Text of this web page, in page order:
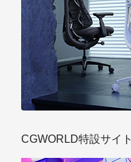
CGWORLD特設サイト